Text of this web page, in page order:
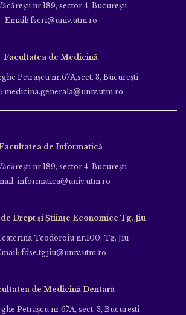
nr.189, sector 4, Bucureşti
Email: fscri@univ.utm.ro
Facultatea de Medicină
Petraşcu nr.67A,sect. 3, Bucureşti
medicina.generala@univ.utm.ro
Facultatea de Informatică
nr.189, sector 4, Bucureşti
informatica@univ.utm.ro
Drept și Științe Economice Tg. Jiu
Teodoroiu nr.100, Tg. Jiu
fdse.tgjiu@univ.utm.ro
de Medicină Dentară
Petraşcu nr.67A, sect. 3, Bucureşti